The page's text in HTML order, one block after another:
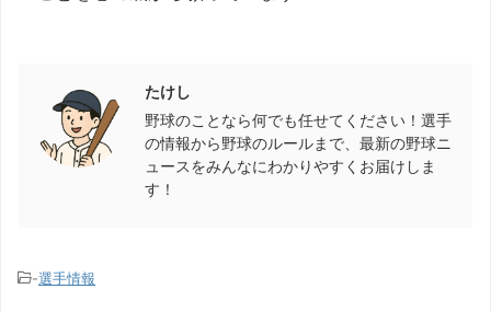
たけし
野球のことなら何でも任せてください！選手
の情報から野球のルールまで、最新の野球ニ
ュースをみんなにわかりやすくお届けしま
す！
-選手情報